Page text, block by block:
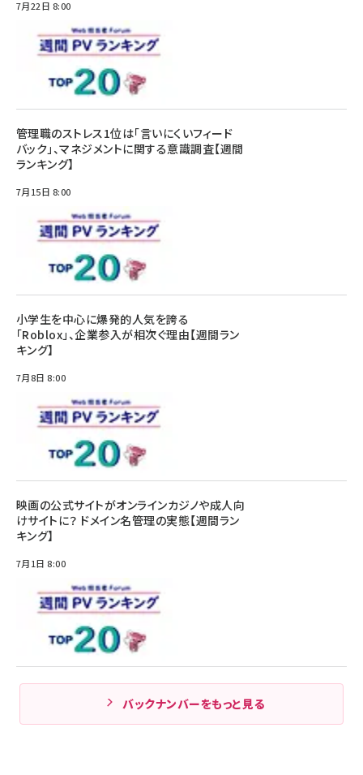
7月22日 8:00
管理職のストレス1位は「言いにくいフィード
バック」、マネジメントに関する意識調査【週間
ランキング】
7月15日 8:00
小学生を中心に爆発的人気を誇る
「Roblox」、企業参入が相次ぐ理由【週間ラン
キング】
7月8日 8:00
映画の公式サイトがオンラインカジノや成人向
けサイトに？ ドメイン名管理の実態【週間ラン
キング】
7月1日 8:00
バックナンバーをもっと見る